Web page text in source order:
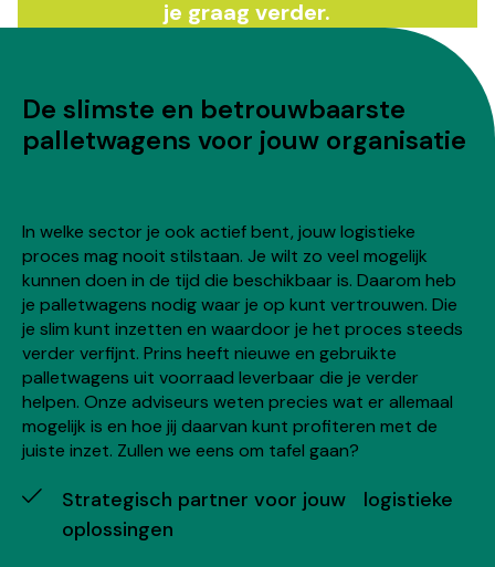
je graag verder.
De slimste en betrouwbaarste
palletwagens voor jouw organisatie
In welke sector je ook actief bent, jouw logistieke
proces mag nooit stilstaan. Je wilt zo veel mogelijk
kunnen doen in de tijd die beschikbaar is. Daarom heb
je palletwagens nodig waar je op kunt vertrouwen. Die
je slim kunt inzetten en waardoor je het proces steeds
verder verfijnt. Prins heeft nieuwe en gebruikte
palletwagens uit voorraad leverbaar die je verder
helpen. Onze adviseurs weten precies wat er allemaal
mogelijk is en hoe jij daarvan kunt profiteren met de
juiste inzet. Zullen we eens om tafel gaan?
Strategisch partner voor jouw logistieke
oplossingen